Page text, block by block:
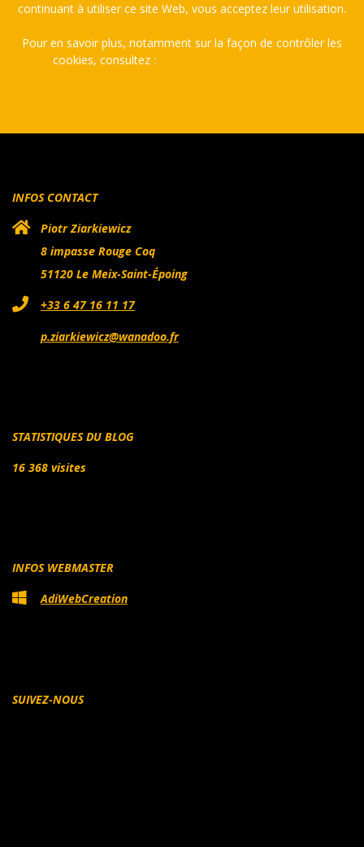
continuant à utiliser ce site Web, vous acceptez leur utilisation.
Pour en savoir plus, notamment sur la façon de contrôler les
cookies, consultez :
INFOS CONTACT
Piotr Ziarkiewicz
8 impasse Rouge Coq
51120 Le Meix-Saint-Époing
+33 6 47 16 11 17
p.ziarkiewicz@wanadoo.fr
STATISTIQUES DU BLOG
16 368 visites
INFOS WEBMASTER
AdiWebCreation
SUIVEZ-NOUS